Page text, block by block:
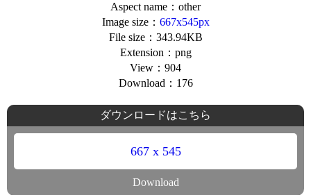
Aspect name：other
Image size： 667x545px
File size：343.94KB
Extension：png
View：904
Download：176
ダウンロードはこちら
667 x 545
Download